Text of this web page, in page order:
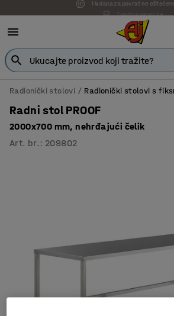
7 godina garancije
Radionički stolovi Radionički stolovi s
Radni stol PROOF
2000x700 mm, nehrđajući čelik
Art. br. : 209802